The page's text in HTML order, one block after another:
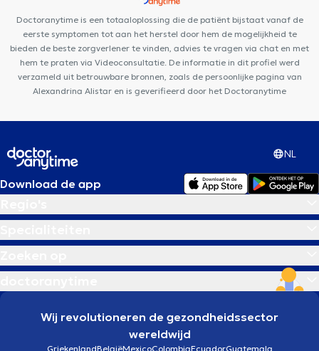
Du Brabant Wallon
Doctoranytime is een totaaloplossing die de patiënt bijstaat vanaf de
eerste symptomen tot aan het herstel door hem de mogelijkheid te
bieden de beste zorgverlener te vinden, advies te vragen via chat en met
hem te praten via Videoconsultatie. De informatie in dit profiel werd
verzameld uit betrouwbare bronnen, zoals de persoonlijke pagina van
Alexandrina Alistar en is geverifieerd door het Doctoranytime
NL
Download de app
Wij revolutioneren de gezondheidssector
wereldwijd
GriekenlandBelgiëMexicoColombiaEcuadorGuatemala